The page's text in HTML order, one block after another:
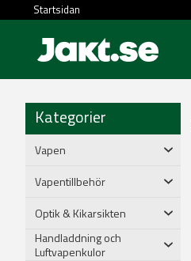
Startsidan
Kategorier
Vapen
Vapentillbehör
Optik & Kikarsikten
Handladdning och
Luftvapenkulor